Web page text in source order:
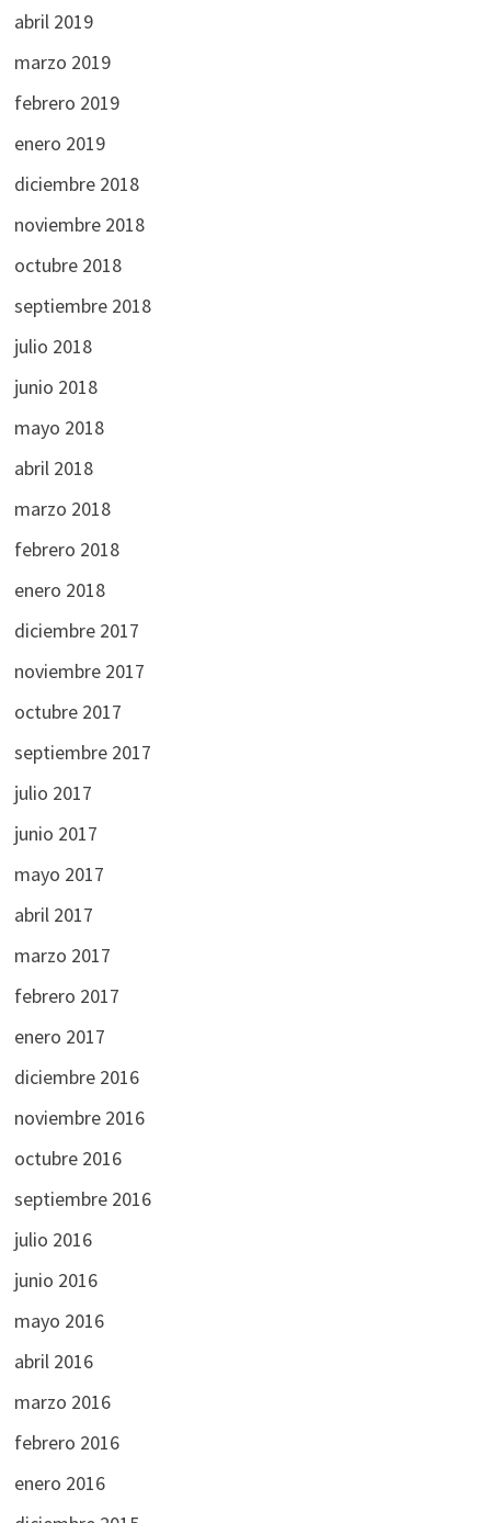
abril 2019
marzo 2019
febrero 2019
enero 2019
diciembre 2018
noviembre 2018
octubre 2018
septiembre 2018
julio 2018
junio 2018
mayo 2018
abril 2018
marzo 2018
febrero 2018
enero 2018
diciembre 2017
noviembre 2017
octubre 2017
septiembre 2017
julio 2017
junio 2017
mayo 2017
abril 2017
marzo 2017
febrero 2017
enero 2017
diciembre 2016
noviembre 2016
octubre 2016
septiembre 2016
julio 2016
junio 2016
mayo 2016
abril 2016
marzo 2016
febrero 2016
enero 2016